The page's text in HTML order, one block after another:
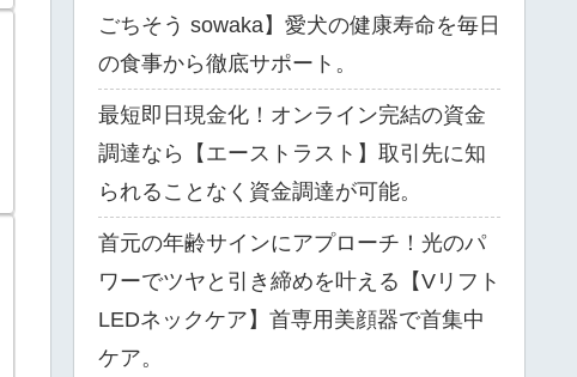
ごちそう sowaka】愛犬の健康寿命を毎日
の食事から徹底サポート。
最短即日現金化！オンライン完結の資金
調達なら【エーストラスト】取引先に知
られることなく資金調達が可能。
首元の年齢サインにアプローチ！光のパ
ワーでツヤと引き締めを叶える【Vリフト
LEDネックケア】首専用美顔器で首集中
ケア。